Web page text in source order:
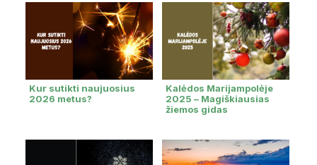
Kur sutikti naujuosius
2026 metus?
Kalėdos Marijampolėje
2025 – Magiškiausias
žiemos gidas